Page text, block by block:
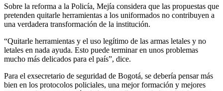
Sobre la reforma a la Policía, Mejía considera que las propuestas que
pretenden quitarle herramientas a los uniformados no contribuyen a
una verdadera transformación de la institución.
“Quitarle herramientas y el uso legítimo de las armas letales y no
letales en nada ayuda. Esto puede terminar en unos problemas
mucho más delicados para el país”, dice.
Para el exsecretario de seguridad de Bogotá, se debería pensar más
bien en los protocolos policiales, una mejor formación y mejores